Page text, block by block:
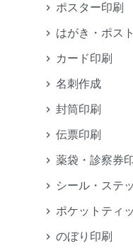
ポスター印刷
はがき・ポス
カード印刷
名刺作成
封筒印刷
伝票印刷
薬袋・診察券
シール・ステ
ポケットティ
のぼり印刷